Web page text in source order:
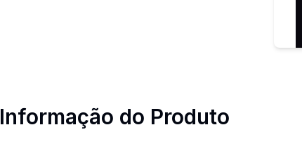
Informação do Produto